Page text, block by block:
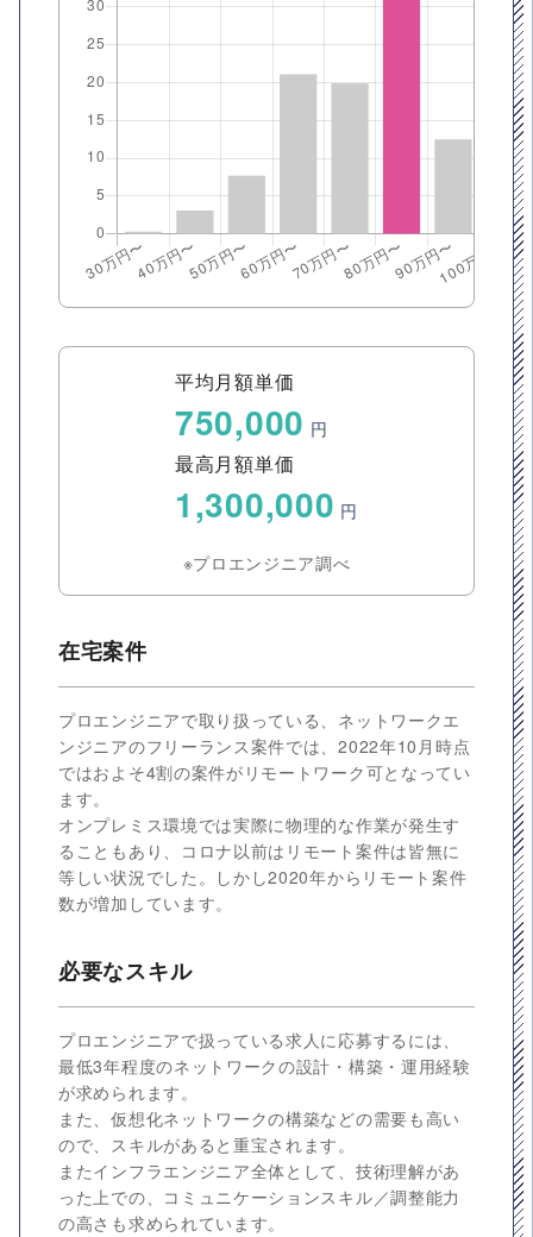
平均月額単価
750,000 円
最高月額単価
1,300,000 円
※プロエンジニア調べ
在宅案件
プロエンジニアで取り扱っている、ネットワークエ
ンジニアのフリーランス案件では、2022年10月時点
ではおよそ4割の案件がリモートワーク可となってい
ます。
オンプレミス環境では実際に物理的な作業が発生す
ることもあり、コロナ以前はリモート案件は皆無に
等しい状況でした。しかし2020年からリモート案件
数が増加しています。
必要なスキル
プロエンジニアで扱っている求人に応募するには、
最低3年程度のネットワークの設計・構築・運用経験
が求められます。
また、仮想化ネットワークの構築などの需要も高い
ので、スキルがあると重宝されます。
またインフラエンジニア全体として、技術理解があ
った上での、コミュニケーションスキル／調整能力
の高さも求められています。